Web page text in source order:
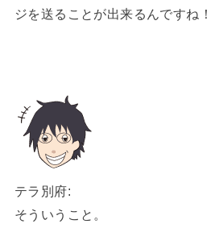
ジを送ることが出来るんですね！
テラ別府:
そういうこと。